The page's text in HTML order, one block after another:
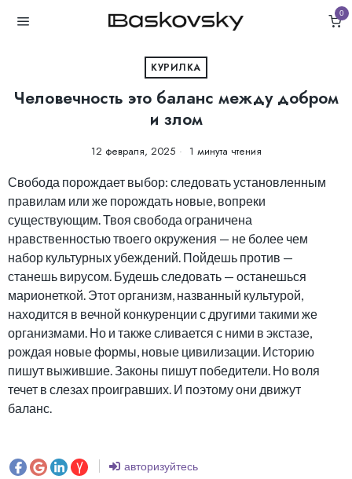
0
КУРИЛКА
Человечность это баланс между добром
и злом
12 февраля, 2025 1 минута чтения
Свобода порождает выбор: следовать установленным
правилам или же порождать новые, вопреки
существующим. Твоя свобода ограничена
нравственностью твоего окружения — не более чем
набор культурных убеждений. Пойдешь против —
станешь вирусом. Будешь следовать — останешься
марионеткой. Этот организм, названный культурой,
находится в вечной конкуренции с другими такими же
организмами. Но и также сливается с ними в экстазе,
рождая новые формы, новые цивилизации. Историю
пишут выжившие. Законы пишут победители. Но воля
течет в слезах проигравших. И поэтому они движут
баланс.
авторизуйтесь